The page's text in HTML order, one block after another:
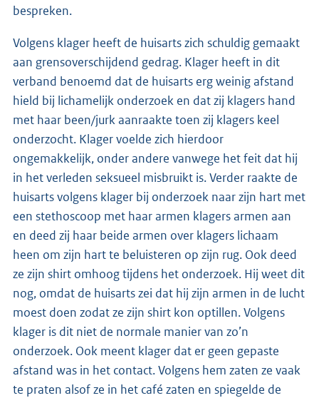
bespreken.
Volgens klager heeft de huisarts zich schuldig gemaakt
aan grensoverschijdend gedrag. Klager heeft in dit
verband benoemd dat de huisarts erg weinig afstand
hield bij lichamelijk onderzoek en dat zij klagers hand
met haar been/jurk aanraakte toen zij klagers keel
onderzocht. Klager voelde zich hierdoor
ongemakkelijk, onder andere vanwege het feit dat hij
in het verleden seksueel misbruikt is. Verder raakte de
huisarts volgens klager bij onderzoek naar zijn hart met
een stethoscoop met haar armen klagers armen aan
en deed zij haar beide armen over klagers lichaam
heen om zijn hart te beluisteren op zijn rug. Ook deed
ze zijn shirt omhoog tijdens het onderzoek. Hij weet dit
nog, omdat de huisarts zei dat hij zijn armen in de lucht
moest doen zodat ze zijn shirt kon optillen. Volgens
klager is dit niet de normale manier van zo’n
onderzoek. Ook meent klager dat er geen gepaste
afstand was in het contact. Volgens hem zaten ze vaak
te praten alsof ze in het café zaten en spiegelde de